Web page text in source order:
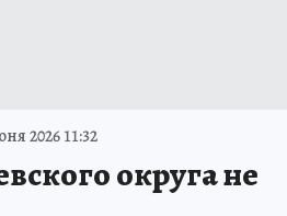
2026 11:32
округа не